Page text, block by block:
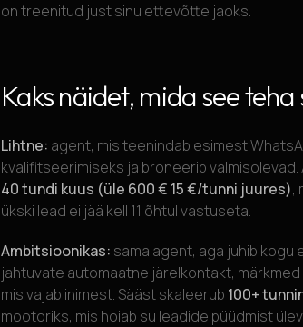
on treenitud just sinu ettevõtte jaoks.
Kaks näidet, mida see teha
Lihtne: agent, mis teenindab esimest
kvalifitseerimiseks ja broneerib
40 tundi kuus (üle 600 € 15 €/tunni juures),
ükski lead ei jää kell 11 õhtul vastuseta.
Ambitsioonikas: sama agent, aga juhib kogu
jahtuvate automaatne järelkontakt,
mis vajab inimest. Sääst skaleerub 100+
mootoriks, mis hoiab su leadide püüdmist